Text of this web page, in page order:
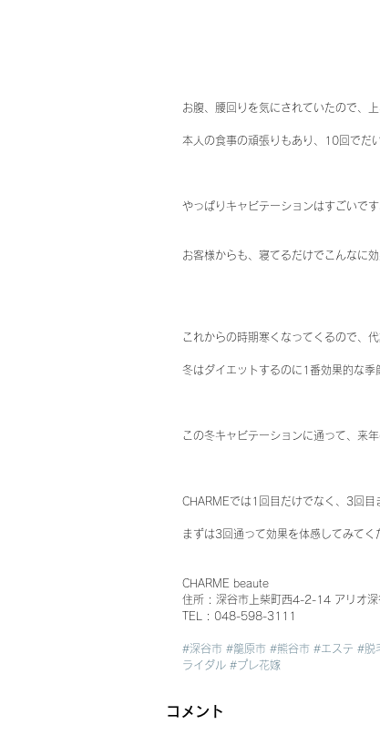
お腹、腰回りを気にされていたので、
本人の食事の頑張りもあり、10回でだ
やっぱりキャビテーションはすごいです
お客様からも、寝てるだけでこんなに
これからの時期寒くなってくるので、代
冬はダイエットするのに1番効果的な季
この冬キャビテーションに通って、来
CHARMEでは1回目だけでなく、3回目
まずは3回通って効果を体感してみて
CHARME beaute
住所 : 深谷市上柴町西4-2-14 アリオ深
TEL : 048-598-3111
#深谷市 #籠原市 #熊谷市 #エステ #脱
ライダル #プレ花嫁
コメント